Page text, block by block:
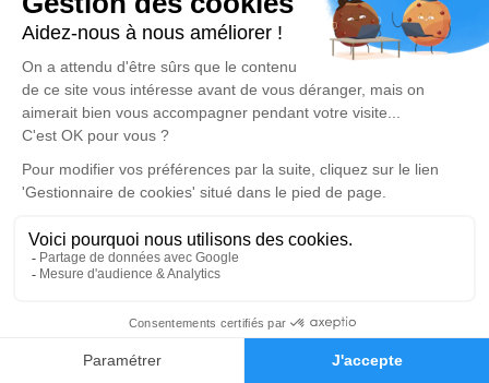
Faire-part Hommages
honorer la mémoire de Loïc HERCENT.
Un service de plantation d’arbre hommage estdisponible
jeudi 16 janvier 2025 à 14h00
Église Château Gontier Saint Martin de
Bazouges de Château-Gontier